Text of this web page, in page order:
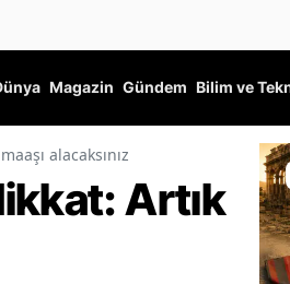
Magazin Gündem Bilim ve
alacaksınız
Artık